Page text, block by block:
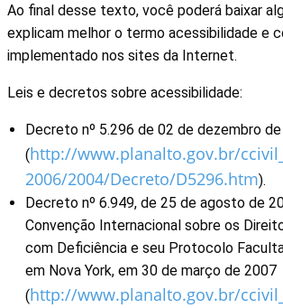
Ao final desse texto, você poderá baixar
explicam melhor o termo acessibilidade e
implementado nos sites da Internet.
Leis e decretos sobre acessibilidade:
Decreto nº 5.296 de 02 de dezembro
(http://www.planalto.gov.br/
2006/2004/Decreto/D5296.htm).
Decreto nº 6.949, de 25 de agosto de
Convenção Internacional sobre os
com Deficiência e seu Protocolo
em Nova York, em 30 de março de 2007
(http://www.planalto.gov.br/